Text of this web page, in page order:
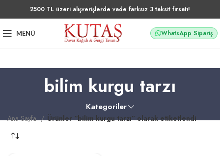
2500 TL üzeri alışverişlerde vade farksız 3 taksit fırsatı!
MENÜ WhatsApp Sipariş
bilim kurgu tarzı
Kategoriler
Ana Sayfa Ürünler “bilim kurgu tarzı” olarak etiketlendi